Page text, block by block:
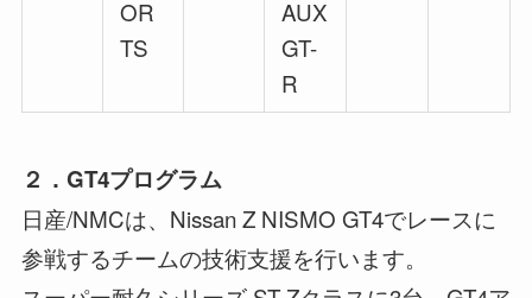
OR
TS
AUX
GT-
R
２．GT4プログラム
日産/NMCは、Nissan Z NISMO GT4でレースに
参戦するチームの技術支援を行います。